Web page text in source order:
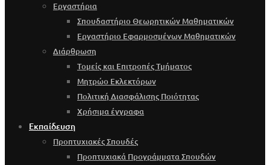
Εργαστήρια
Σπουδαστήριο Θεωρητικών Μαθηματικών
Εργαστήριο Εφαρμοσμένων Μαθηματικών
Διάρθρωση
Τομείς και Επιτροπές Τμήματος
Μητρώο Εκλεκτόρων
Πολιτική Διασφάλισης Ποιότητας
Χρήσιμα έγγραφα
Εκπαίδευση
Προπτυχιακές Σπουδές
Προπτυχιακά Προγράμματα Σπουδών